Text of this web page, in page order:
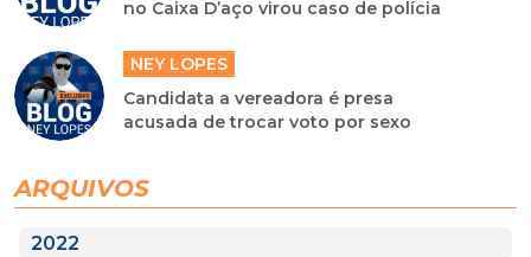
no Caixa D’aço virou caso de polícia
NEY LOPES
Candidata a vereadora é presa
acusada de trocar voto por sexo
ARQUIVOS
2022